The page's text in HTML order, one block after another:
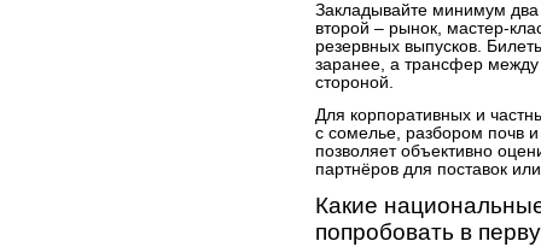
Закладывайте минимум
второй – рынок, мастер-
резервных выпусков.
заранее, а трансфер
стороной.
Для корпоративных и
с сомелье, разбором почв
позволяет объективно
партнёров для поставок
Какие
попробовать в